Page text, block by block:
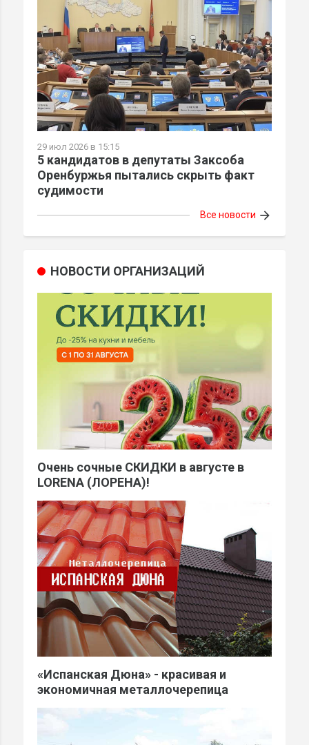
29 июл 2026 в 15:15
5 кандидатов в депутаты Заксоба
Оренбуржья пытались скрыть факт
судимости
Все новости arrow_forward
НОВОСТИ ОРГАНИЗАЦИЙ
Очень сочные СКИДКИ в августе в
LORENA (ЛОРЕНА)!
«Испанская Дюна» - красивая и
экономичная металлочерепица